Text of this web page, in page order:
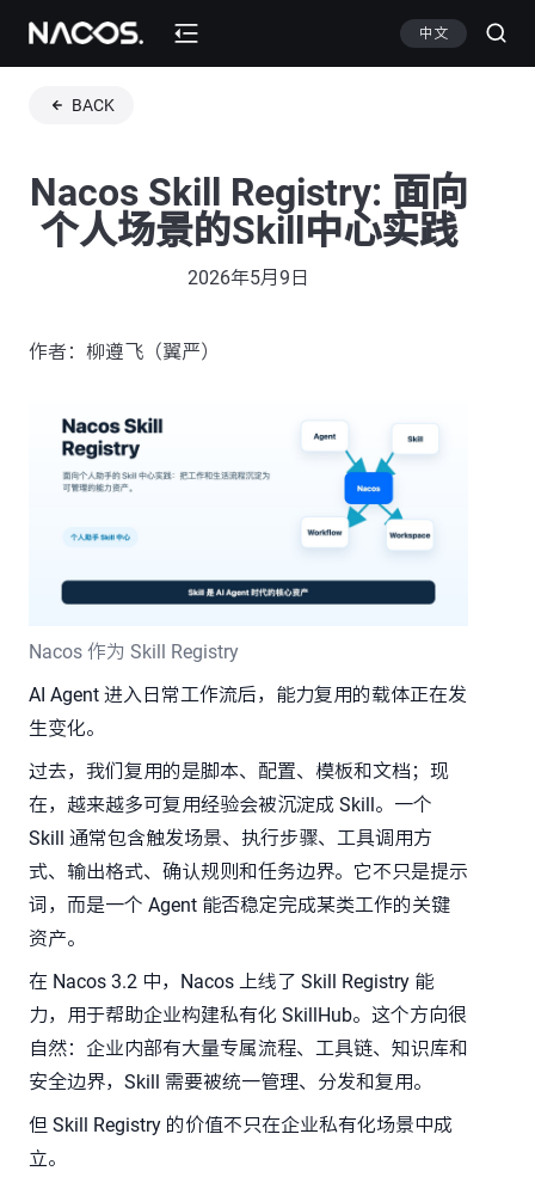
中文
BACK
Nacos Skill Registry: 面向
个人场景的Skill中心实践
2026年5月9日
作者：柳遵飞（翼严）
Nacos 作为 Skill Registry
AI Agent 进入日常工作流后，能力复用的载体正在发
生变化。
过去，我们复用的是脚本、配置、模板和文档；现
在，越来越多可复用经验会被沉淀成 Skill。一个
Skill 通常包含触发场景、执行步骤、工具调用方
式、输出格式、确认规则和任务边界。它不只是提示
词，而是一个 Agent 能否稳定完成某类工作的关键
资产。
在 Nacos 3.2 中，Nacos 上线了 Skill Registry 能
力，用于帮助企业构建私有化 SkillHub。这个方向很
自然：企业内部有大量专属流程、工具链、知识库和
安全边界，Skill 需要被统一管理、分发和复用。
但 Skill Registry 的价值不只在企业私有化场景中成
立。